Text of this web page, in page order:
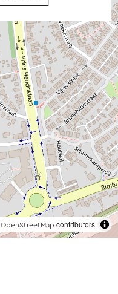
OpenStreetMap contributors